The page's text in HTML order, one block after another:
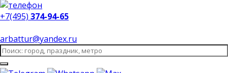
+7(495) 374-94-65
arbattur@yandex.ru